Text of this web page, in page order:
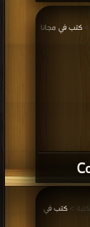
كتب في مجانا
كتب في